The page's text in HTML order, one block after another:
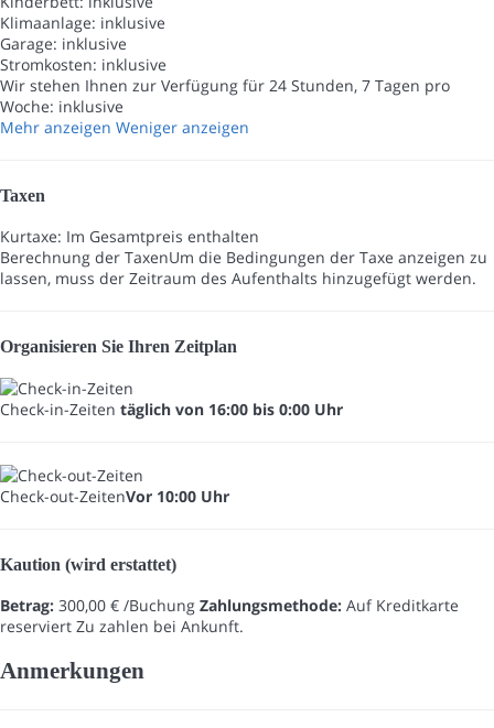
Klimaanlage: inklusive
Garage: inklusive
Stromkosten: inklusive
Wir stehen Ihnen zur Verfügung für 24 Stunden, 7 Tagen pro
Woche: inklusive
Mehr anzeigen Weniger anzeigen
Taxen
Kurtaxe: Im Gesamtpreis enthalten
Berechnung der TaxenUm die Bedingungen der Taxe anzeigen zu
lassen, muss der Zeitraum des Aufenthalts hinzugefügt werden.
Organisieren Sie Ihren Zeitplan
Check-in-Zeiten täglich von 16:00 bis 0:00 Uhr
Check-out-ZeitenVor 10:00 Uhr
Kaution (wird erstattet)
Betrag: 300,00 € /Buchung Zahlungsmethode: Auf Kreditkarte
reserviert Zu zahlen bei Ankunft.
Anmerkungen